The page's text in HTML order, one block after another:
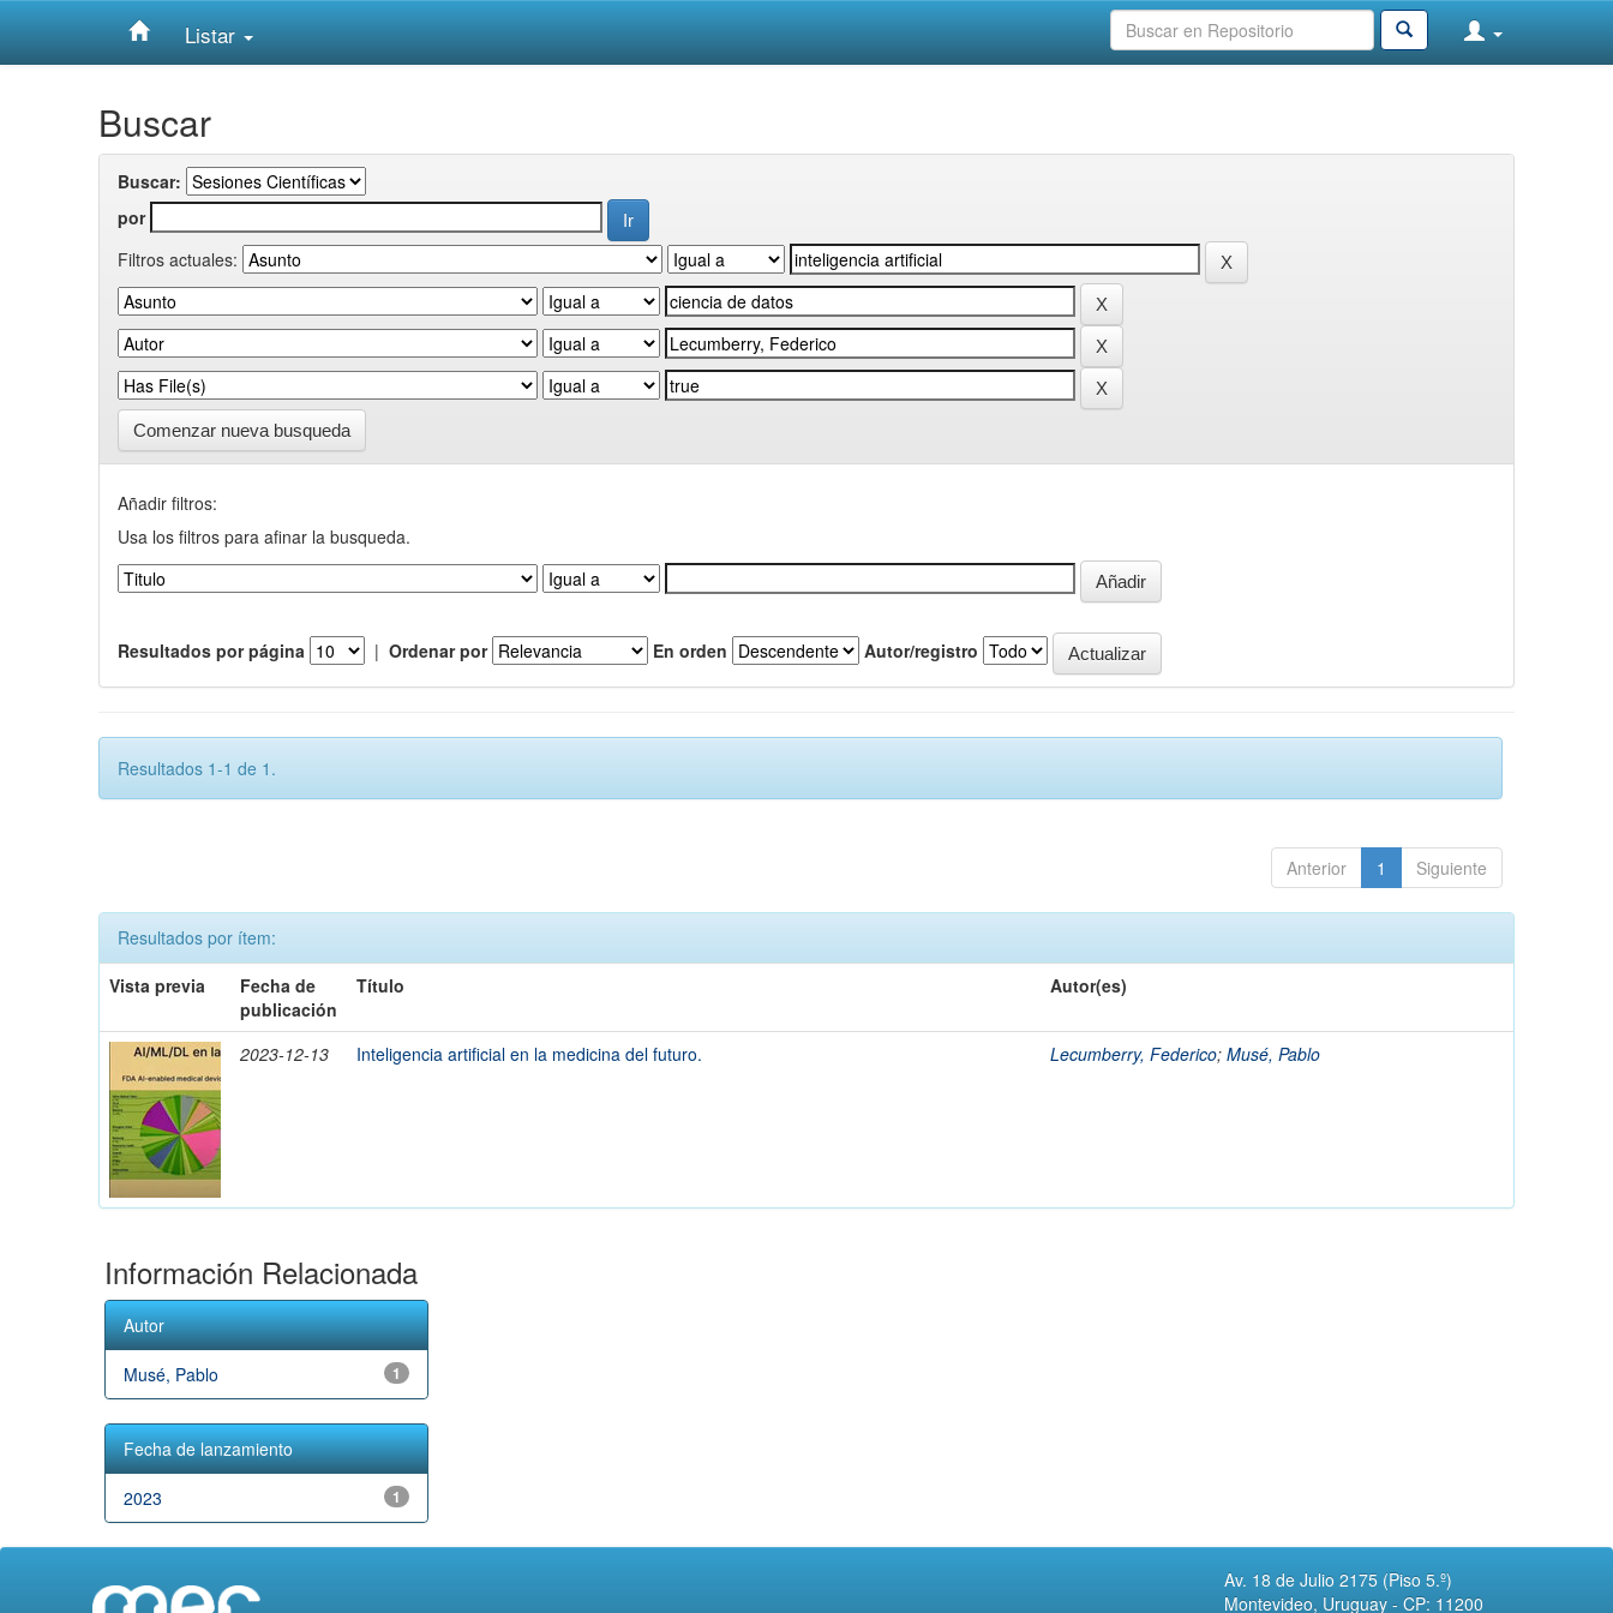
Listar
Buscar
Buscar:
por
Filtros actuales:
Comenzar nueva busqueda
Añadir filtros:
Usa los filtros para afinar la busqueda.
Resultados por página | Ordenar por En orden Autor/registro
Resultados 1-1 de 1.
Anterior 1 Siguiente
Resultados por ítem:
Vista previa
Fecha de
publicación
Título Autor(es)
2023-12-13 Inteligencia artificial en la medicina del futuro. Lecumberry, Federico; Musé, Pablo
Información Relacionada
Autor
1
Musé, Pablo
Fecha de lanzamiento
1
2023
Av. 18 de Julio 2175 (Piso 5.º)
Montevideo, Uruguay - CP: 11200